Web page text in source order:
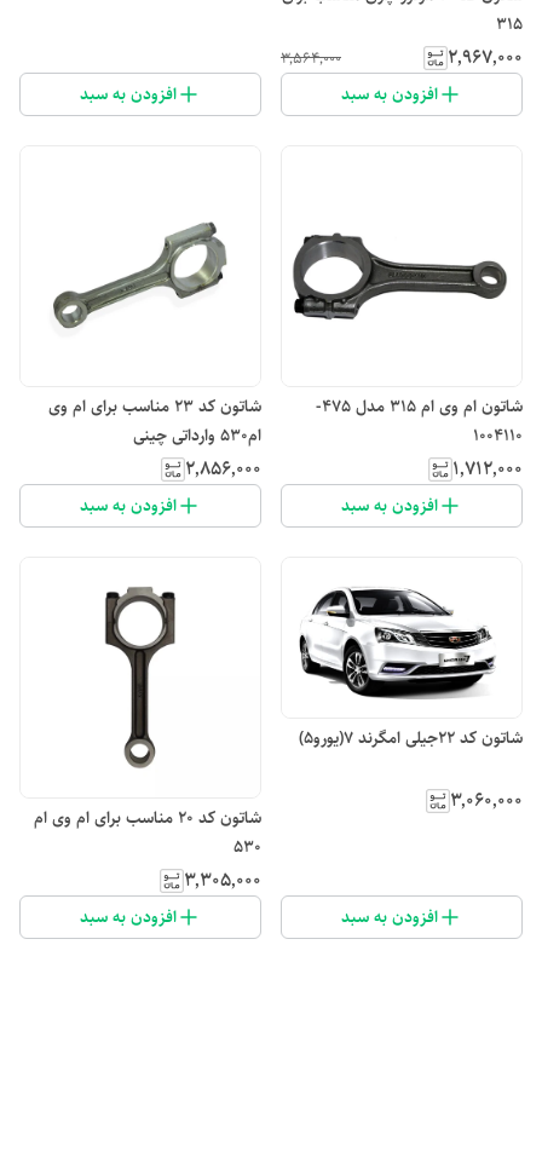
315
۲٬۹۶۷٬۰۰۰ ۳٬۵۶۴٬۰۰۰
افزودن به سبد افزودن به سبد
شاتون ام وی ام 315 مدل 475-
1004110
۱٬۷۱۲٬۰۰۰
افزودن به سبد
شاتون کد ۲۳ مناسب برای ام وی
ام۵۳۰ وارداتی چینی
۲٬۸۵۶٬۰۰۰
افزودن به سبد
شاتون کد ۲۲جیلی امگرند ۷(یورو۵)
۳٬۰۶۰٬۰۰۰
افزودن به سبد
شاتون کد ۲۰ مناسب برای ام وی ام
530
۳٬۳۰۵٬۰۰۰
افزودن به سبد